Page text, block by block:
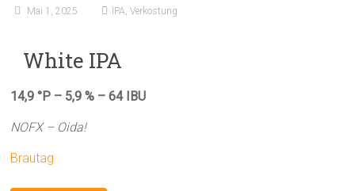
Mai 1, 2025 IPA,Verkostung
White IPA
14,9 °P – 5,9 % – 64 IBU
NOFX – Oida!
Brautag